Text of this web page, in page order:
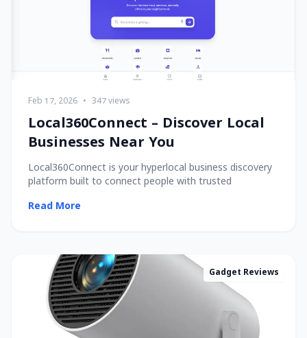
Feb 17, 2026 • 347 views
Local360Connect – Discover Local
Businesses Near You
Local360Connect is your hyperlocal business discovery
platform built to connect people with trusted
Read More
Gadget Reviews